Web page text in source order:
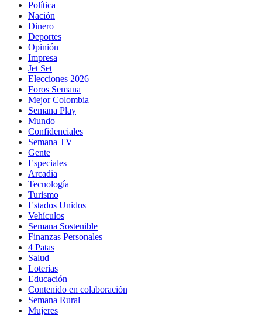
Política
Nación
Dinero
Deportes
Opinión
Impresa
Jet Set
Elecciones 2026
Foros Semana
Mejor Colombia
Semana Play
Mundo
Confidenciales
Semana TV
Gente
Especiales
Arcadia
Tecnología
Turismo
Estados Unidos
Vehículos
Semana Sostenible
Finanzas Personales
4 Patas
Salud
Loterías
Educación
Contenido en colaboración
Semana Rural
Mujeres